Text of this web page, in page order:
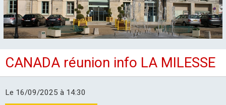
ACCUEIL
CANTON-ACTIVITES
SORTIES SEJOURS
CANADA réunion info LA MILESSE
Le 16/09/2025 à 14:30